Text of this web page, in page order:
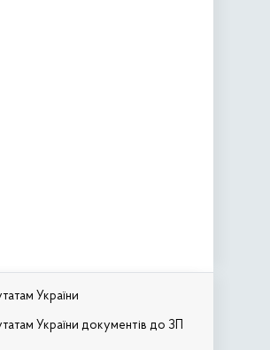
України
України документів до ЗП